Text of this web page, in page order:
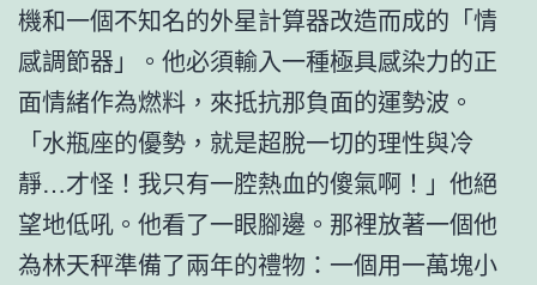
機和一個不知名的外星計算器改造而成的「情
感調節器」。他必須輸入一種極具感染力的正
面情緒作為燃料，來抵抗那負面的運勢波。
「水瓶座的優勢，就是超脫一切的理性與冷
靜…才怪！我只有一腔熱血的傻氣啊！」他絕
望地低吼。他看了一眼腳邊。那裡放著一個他
為林天秤準備了兩年的禮物：一個用一萬塊小